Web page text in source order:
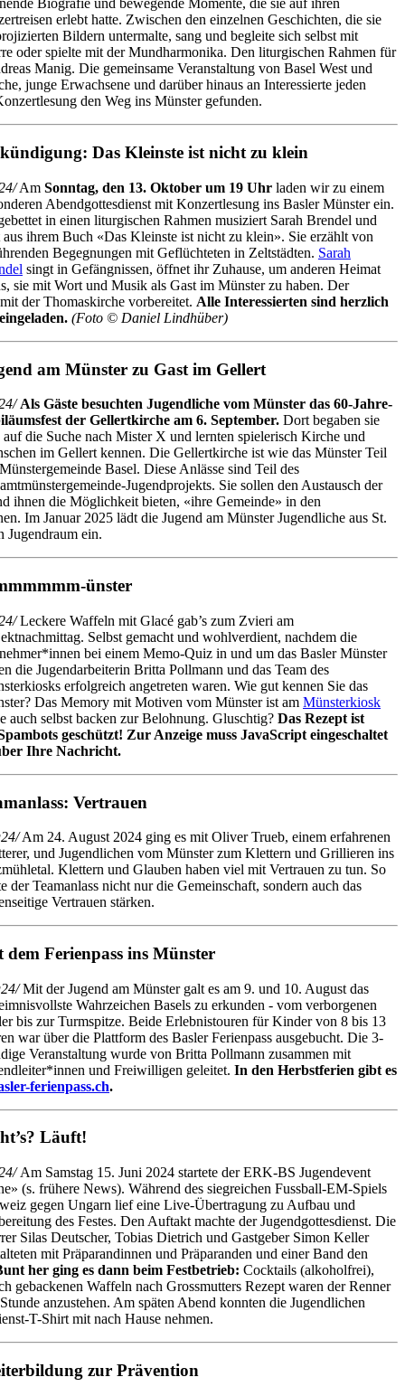
Biografie und bewegende Momente, die sie auf ihren
erlebt hatte. Zwischen den einzelnen Geschichten, die sie
Bildern untermalte, sang und begleite sich selbst mit
oder spielte mit der Mundharmonika. Den liturgischen Rahmen für
Manig. Die gemeinsame Veranstaltung von Basel West und
junge Erwachsene und darüber hinaus an Interessierte jeden
den Weg ins Münster gefunden.
Das Kleinste ist nicht zu klein
Am Sonntag, den 13. Oktober um 19 Uhr laden wir zu einem
Abendgottesdienst mit Konzertlesung ins Basler Münster ein.
in einen liturgischen Rahmen musiziert Sarah Brendel und
aus ihrem Buch «Das Kleinste ist nicht zu klein». Sie erzählt von
Begegnungen mit Geflüchteten in Zeltstädten. Sarah
singt in Gefängnissen, öffnet ihr Zuhause, um anderen Heimat
sie mit Wort und Musik als Gast im Münster zu haben. Der
der Thomaskirche vorbereitet. Alle Interessierten sind herzlich
(Foto © Daniel Lindhüber)
am Münster zu Gast im Gellert
Als Gäste besuchten Jugendliche vom Münster das 60-Jahre-
der Gellertkirche am 6. September. Dort begaben sie
auf die Suche nach Mister X und lernten spielerisch Kirche und
im Gellert kennen. Die Gellertkirche ist wie das Münster Teil
Basel. Diese Anlässe sind Teil des
Jugendprojekts. Sie sollen den Austausch der
ihnen die Möglichkeit bieten, «ihre Gemeinde» in den
Im Januar 2025 lädt die Jugend am Münster Jugendliche aus St.
Jugendraum ein.
ünster
Leckere Waffeln mit Glacé gab’s zum Zvieri am
Selbst gemacht und wohlverdient, nachdem die
bei einem Memo-Quiz in und um das Basler Münster
die Jugendarbeiterin Britta Pollmann und das Team des
erfolgreich angetreten waren. Wie gut kennen Sie das
Das Memory mit Motiven vom Münster ist am Münsterkiosk
auch selbst backen zur Belohnung. Gluschtig? Das Rezept ist
geschützt! Zur Anzeige muss JavaScript eingeschaltet
Ihre Nachricht.
Vertrauen
Am 24. August 2024 ging es mit Oliver Trueb, einem erfahrenen
und Jugendlichen vom Münster zum Klettern und Grillieren ins
Klettern und Glauben haben viel mit Vertrauen zu tun. So
der Teamanlass nicht nur die Gemeinschaft, sondern auch das
Vertrauen stärken.
dem Ferienpass ins Münster
Mit der Jugend am Münster galt es am 9. und 10. August das
Wahrzeichen Basels zu erkunden - vom verborgenen
bis zur Turmspitze. Beide Erlebnistouren für Kinder von 8 bis 13
war über die Plattform des Basler Ferienpass ausgebucht. Die 3-
Veranstaltung wurde von Britta Pollmann zusammen mit
und Freiwilligen geleitet. In den Herbstferien gibt es
ferienpass.ch.
Läuft!
Am Samstag 15. Juni 2024 startete der ERK-BS Jugendevent
(s. frühere News). Während des siegreichen Fussball-EM-Spiels
gegen Ungarn lief eine Live-Übertragung zu Aufbau und
des Festes. Den Auftakt machte der Jugendgottesdienst. Die
Silas Deutscher, Tobias Dietrich und Gastgeber Simon Keller
mit Präparandinnen und Präparanden und einer Band den
her ging es dann beim Festbetrieb: Cocktails (alkoholfrei),
gebackenen Waffeln nach Grossmutters Rezept waren der Renner
anzustehen. Am späten Abend konnten die Jugendlichen
T-Shirt mit nach Hause nehmen.
zur Prävention